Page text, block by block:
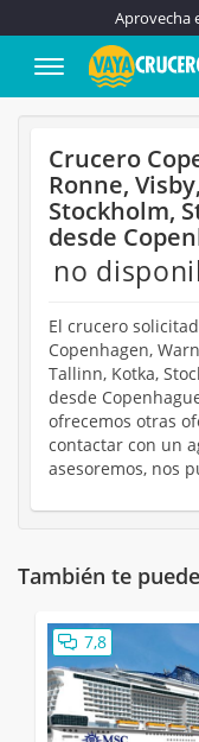
Aprovecha
Crucero
Ronne,
Stockholm,
desde
no
El crucero
Copenhagen,
Tallinn, Kotka,
desde
ofrecemos otras
contactar con un
asesoremos, nos
También te
7,8